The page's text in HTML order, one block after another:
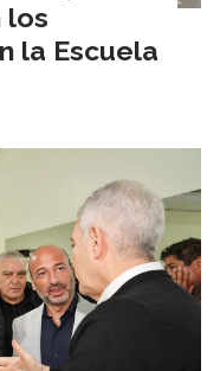
los
la Escuela